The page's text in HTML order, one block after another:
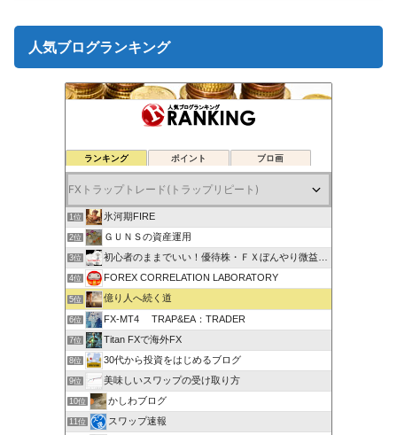
人気ブログランキング
ランキング ポイント ブロ画
1位 氷河期FIRE
2位 ＧＵＮＳの資産運用
3位 初心者のままでいい！優待株・ＦＸぼんやり微益ブログ
4位 FOREX CORRELATION LABORATORY
5位 億り人へ続く道
6位 FX-MT4 TRAP&EA：TRADER
7位 Titan FXで海外FX
8位 30代から投資をはじめるブログ
9位 美味しいスワップの受け取り方
10位 かしわブログ
11位 スワップ速報